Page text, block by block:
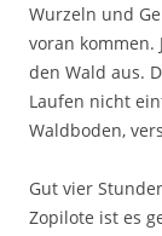
Wurzeln und
voran kommen.
den Wald aus.
Laufen nicht
Waldboden,
Gut vier
Zopilote ist es